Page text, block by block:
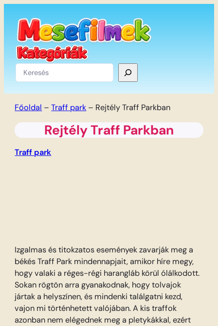
tartalomhoz
Keresés
Főoldal –Traff park – Rejtély Traff Parkban
Rejtély Traff Parkban
Traff park
Izgalmas és titokzatos események zavarják meg a
békés Traff Park mindennapjait, amikor híre megy,
hogy valaki a réges-régi harangláb körül ólálkodott.
Sokan rögtön arra gyanakodnak, hogy tolvajok
jártak a helyszínen, és mindenki találgatni kezd,
vajon mi történhetett valójában. A kis traffok
azonban nem elégednek meg a pletykákkal, ezért